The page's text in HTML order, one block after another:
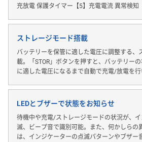
充放電 保護タイマー【5】充電電流 異常検知
ストレージモード搭載
バッテリーを保管に適した電圧に調整する、
載。「STOR」ボタンを押すと、バッテリー
に適した電圧になるまで自動で充電/放電を行
LEDとブザーで状態をお知らせ
待機中や充電/ストレージモードの状況が、
滅、ビープ音で識別可能。また、何かしらの
は、インジケーターの点滅パターンやブザー